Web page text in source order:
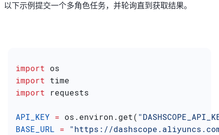
以下示例提交一个多角色任务，并轮询直到获取结果。
import os
import time
import requests
API_KEY = os.environ.get(
BASE_URL = "https://